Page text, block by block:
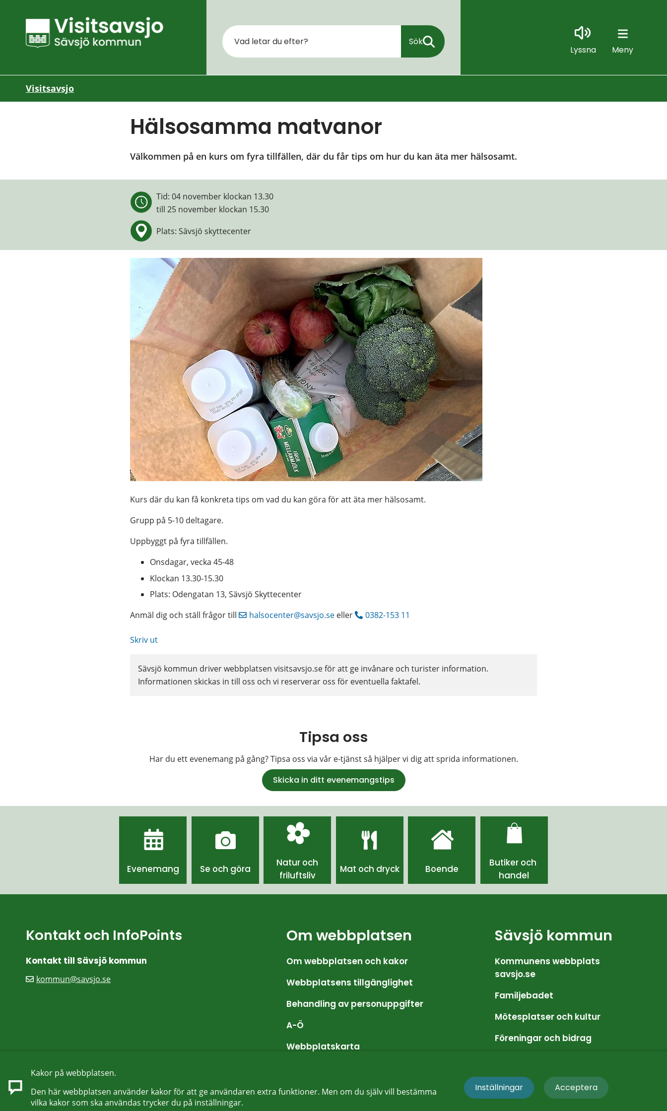
Sök
Lyssna Meny
Visitsavsjo
Hälsosamma matvanor
Välkommen på en kurs om fyra tillfällen, där du får tips om hur du kan äta mer hälsosamt.
Tid: 04 november klockan 13.30
till 25 november klockan 15.30
Plats: Sävsjö skyttecenter
Kurs där du kan få konkreta tips om vad du kan göra för att äta mer hälsosamt.
Grupp på 5-10 deltagare.
Uppbyggt på fyra tillfällen.
Onsdagar, vecka 45-48
Klockan 13.30-15.30
Plats: Odengatan 13, Sävsjö Skyttecenter
Anmäl dig och ställ frågor till
halsocenter@savsjo.se eller 0382-153 11
Skriv ut
Sävsjö kommun driver webbplatsen visitsavsjo.se för att ge invånare och turister information.
Informationen skickas in till oss och vi reserverar oss för eventuella faktafel.
Tipsa oss
Har du ett evenemang på gång? Tipsa oss via vår e-tjänst så hjälper vi dig att sprida informationen.
Skicka in ditt evenemangstips
Evenemang Se och göra
Natur och
friluftsliv
Mat och dryck Boende
Butiker och
handel
Kontakt och InfoPoints
Kontakt till Sävsjö kommun
kommun@savsjo.se
Om webbplatsen
Om webbplatsen och kakor
Webbplatsens tillgänglighet
Behandling av personuppgifter
A-Ö
Webbplatskarta
Sävsjö kommun
Kommunens webbplats
savsjo.se
Familjebadet
Mötesplatser och kultur
Föreningar och bidrag
Kakor på webbplatsen.
Den här webbplatsen använder kakor för att ge användaren extra funktioner. Men om du själv vill bestämma
vilka kakor som ska användas trycker du på inställningar.
Inställningar Acceptera